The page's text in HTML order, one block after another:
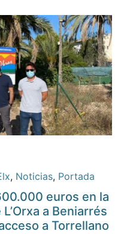
, Noticias, Portada
euros en la
a Beniarrés
a Torrellano